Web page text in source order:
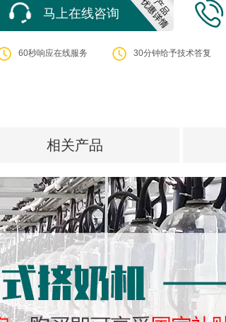
马上在线咨询
60秒响应在线服务 30分钟给予技术答复
相关产品